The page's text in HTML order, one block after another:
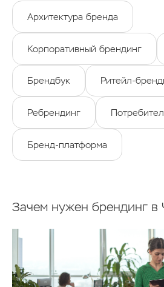
Архитектура бренда
Корпоративный брендинг
Брендбук Ритейл-
Ребрендинг
Бренд-платформа
Зачем нужен брендинг в